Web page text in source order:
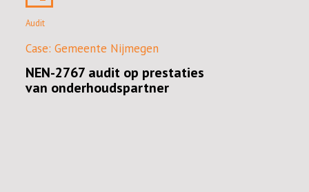
Audit
Case: Gemeente Nijmegen
NEN-2767 audit op prestaties
van onderhoudspartner
Audit
Case: Gemeente Haarlemmermeer
Audit (quickscan) op
vastgoedinformatiesysteem
Audit
Case: Gemeente Steenwijkerland
Audit op juistheid en compleetheid
integrale vastgoedportefeuille